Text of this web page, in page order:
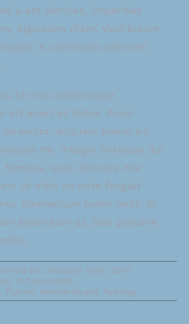
a est ultrices, imperdiet
dignissim diam. Vestibulum
in commodo ultricies
id eros scelerisque
sit amet et tortor. Proin
aliquam lorem sit
mi. Integer tristique dui
tempus, quis ultricies nisl
ut nibh eu ante feugiat
elementum tortor velit, in
bibendum ut. Sed posuere
On: oktober 15th, 2017
0 Comments
Troubleshoot
Electrical
, Fusion, Motherboard, Testing